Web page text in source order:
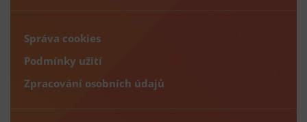
Správa cookies
Podmínky užití
Zpracování osobních údajů